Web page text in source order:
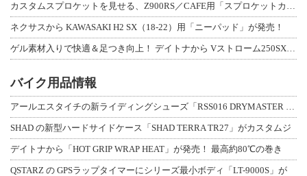
カスタムスプロケットを見せる、Z900RS／CAFE用「スプロケットカバーフルキ
ネクサスから KAWASAKI H2 SX（18-22）用「ニーパッド」が発売！
ゲル素材入りで快適＆足つき向上！ デイトナから Vストローム250SX用「快適ロ
バイク用品情報
アールエスタイチの新ライディングシューズ「RSS016 DRYMASTER スト
SHAD の新型ハードサイドケース「SHAD TERRA TR27」がカスタムジ
デイトナから「HOT GRIP WRAP HEAT」が発売！ 最高約80℃の巻き
QSTARZ の GPSラップタイマーにシリーズ最小ボディ「LT-9000S」が